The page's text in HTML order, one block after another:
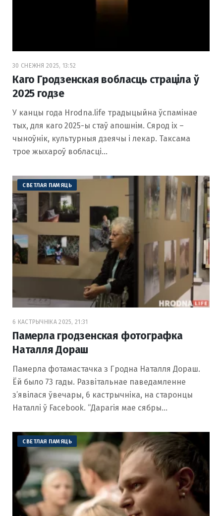
30 СНЕЖНЯ 2025, 13:52
Каго Гродзенская вобласць страціла ў
2025 годзе
У канцы года Hrodna.life традыцыйна ўспамінае
тых, для каго 2025-ы стаў апошнім. Сярод іх –
чыноўнік, культурныя дзеячы і лекар. Таксама
трое жыхароў вобласці…
СВЕТЛАЯ ПАМЯЦЬ
6 КАСТРЫЧНІКА 2025, 21:31
Памерла гродзенская фотографка
Наталля Дораш
Памерла фотамастачка з Гродна Наталля Дораш.
Ёй было 73 гады. Развітальнае паведамленне
з’явілася ўвечары, 6 кастрычніка, на старонцы
Наталлі ў Facebook. “Дарагія мае сябры…
СВЕТЛАЯ ПАМЯЦЬ